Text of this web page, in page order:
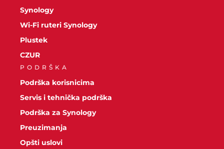
Synology
Wi-Fi ruteri Synology
Plustek
CZUR
PODRŠKA
Podrška korisnicima
Servis i tehnička podrška
Podrška za Synology
Preuzimanja
Opšti uslovi